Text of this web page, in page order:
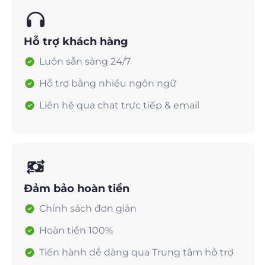
Hỗ trợ khách hàng
Luôn sẵn sàng 24/7
Hỗ trợ bằng nhiều ngôn ngữ
Liên hệ qua chat trực tiếp & email
Đảm bảo hoàn tiền
Chính sách đơn giản
Hoàn tiền 100%
Tiến hành dễ dàng qua Trung tâm hỗ trợ